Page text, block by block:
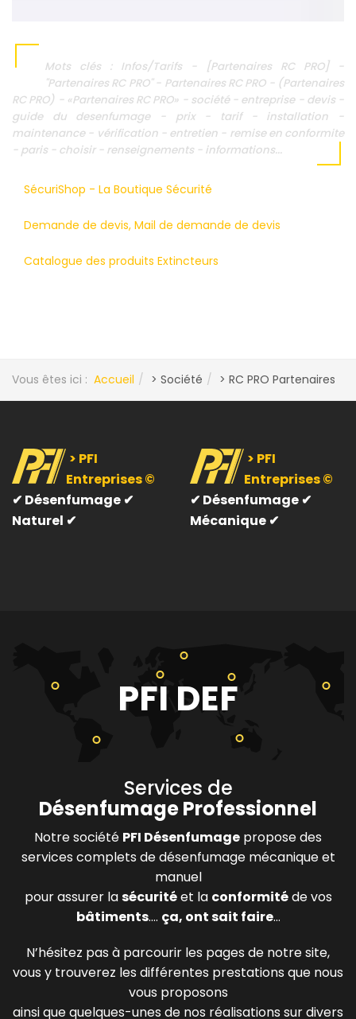
Mots clés : Infos/Tarifs - [Partenaires RC PRO] -
"Partenaires RC PRO" - Partenaires RC PRO - (Partenaires
RC PRO) - «Partenaires RC PRO» - société - entreprise - devis -
guide du desenfumage - prix - tarif - installation -
maintenance - vérification - entretien - remise en conformite
- paris - choisir - renseignements - informations...
SécuriShop - La Boutique Sécurité
Demande de devis, Mail de demande de devis
Catalogue des produits Extincteurs
Vous êtes ici : Accueil > Société > RC PRO Partenaires
> PFI
Entreprises ©
✔ Désenfumage ✔
Naturel ✔
> PFI
Entreprises ©
✔ Désenfumage ✔
Mécanique ✔
PFI DEF
Services de
Désenfumage Professionnel
Notre société PFI Désenfumage propose des
services complets de désenfumage mécanique et
manuel
pour assurer lasécuritéet la conformitéde vos
bâtiments.... ça, ont sait faire...
N’hésitez pas à parcourir les pages de notre site,
vous y trouverez les différentes prestations que nous
vous proposons
ainsi que quelques-unes de nos réalisations sur divers